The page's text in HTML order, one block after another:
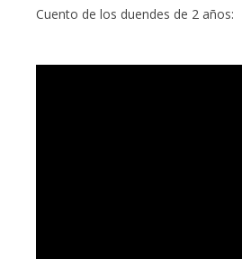
Cuento de los duendes de 2 años: